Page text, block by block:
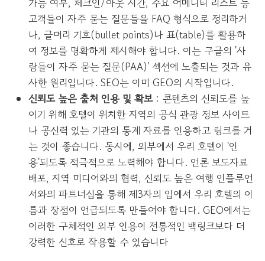
고객들이 자주 묻는 질문들을 FAQ 형식으로 정리하거
나, 글머리 기호(bullet points)나 표(table)를 활용하
여 정보를 명확하게 제시해야 합니다. 이는 구글의 '사
람들이 자주 묻는 질문(PAA)' 섹션에 노출되는 것과 유
사한 원리입니다. SEO는 이미 GEO의 시작입니다.
신뢰도 높은 출처 인용 및 확보: 콘텐츠의 신뢰도를 높
이기 위해 호텔이 위치한 지역의 공식 관광 정보 사이트
나 공신력 있는 기관의 통계 자료를 인용하고 링크를 거
는 것이 좋습니다. 동시에, 외부에서 우리 호텔이 '인
용'되도록 적극적으로 노력해야 합니다. 언론 보도자료
배포, 지역 미디어와의 협력, 신뢰도 높은 여행 인플루언
서와의 파트너십을 통해 제3자의 입에서 우리 호텔의 이
름과 장점이 언급되도록 만들어야 합니다. GEO에서는
이러한 구체적인 외부 인용이 전통적인 백링크보다 더
강력한 신호로 작용할 수 있습니다